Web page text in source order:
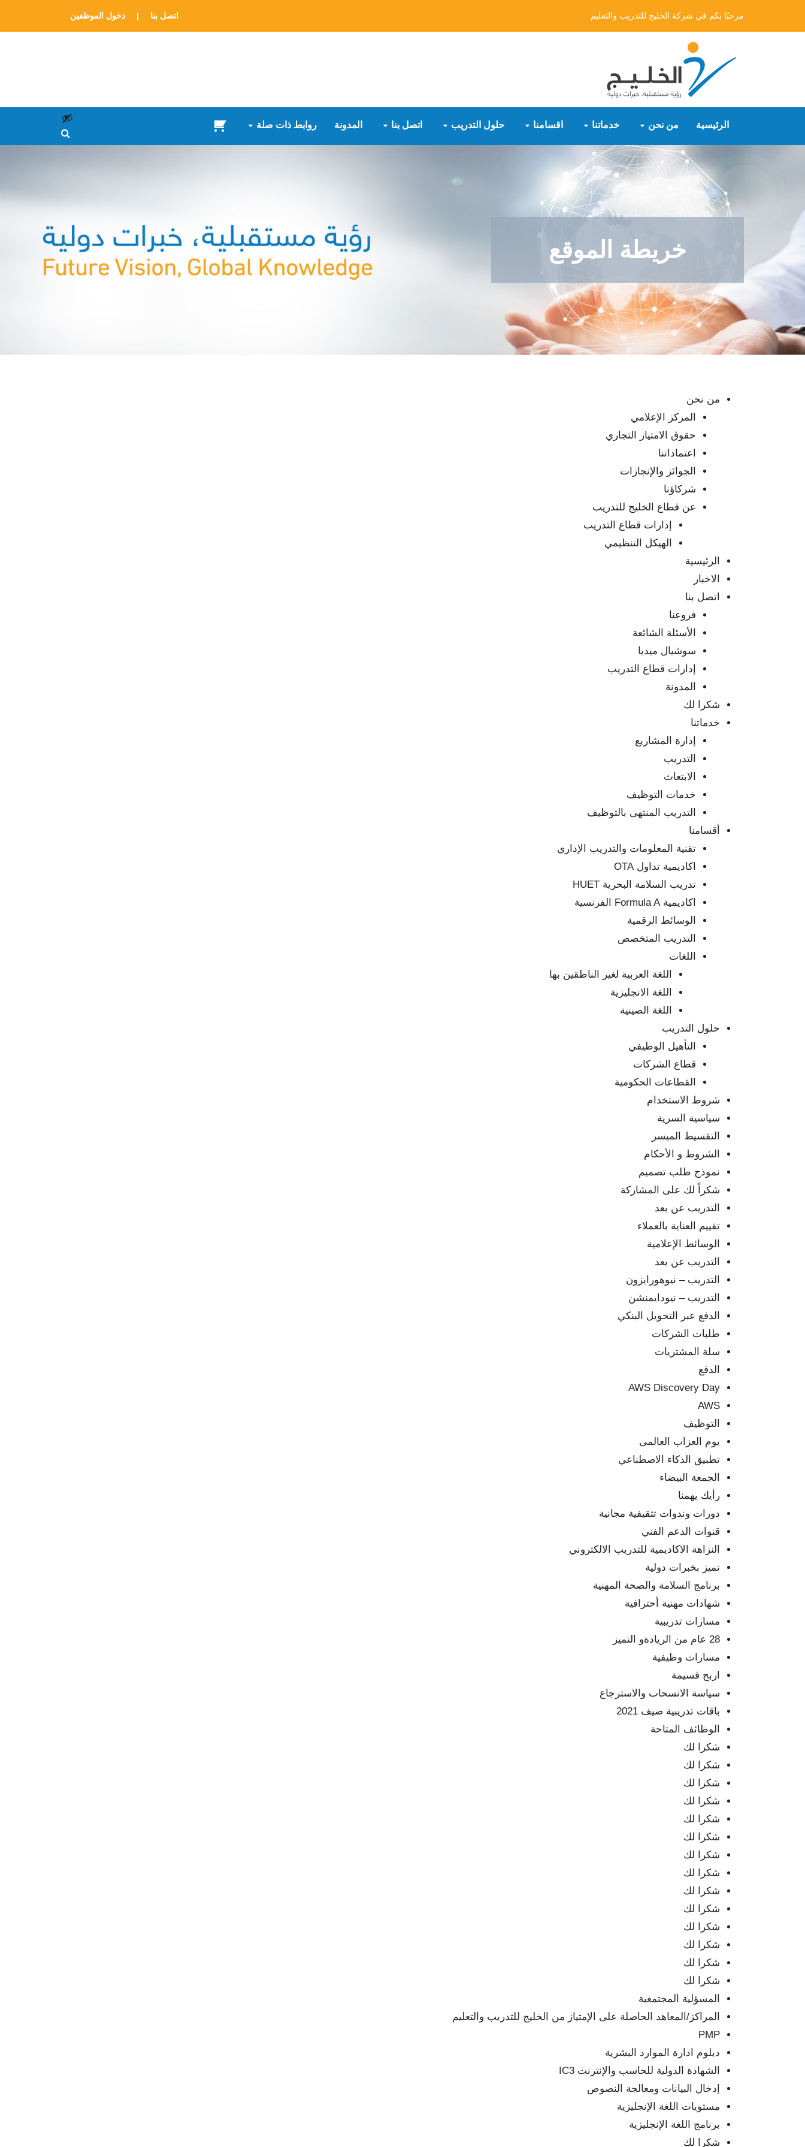
مرحبًا بكم في شركة الخليج للتدريب والتعليم اتصل بنا | دخول الموظفين
الرئيسية من نحن خدماتنا أقسامنا حلول التدريب اتصل بنا المدونة
روابط ذات صلة
المشتريات
خريطة الموقع
من نحن
المركز الإعلامي
حقوق الامتياز التجاري
اعتماداتنا
الجوائز والإنجازات
شركاؤنا
عن قطاع الخليج للتدريب
إدارات قطاع التدريب
الهيكل التنظيمي
الرئيسية
الاخبار
اتصل بنا
فروعنا
الأسئلة الشائعة
سوشيال ميديا
إدارات قطاع التدريب
المدونة
شكرا لك
خدماتنا
إدارة المشاريع
التدريب
الابتعاث
خدمات التوظيف
التدريب المنتهى بالتوظيف
أقسامنا
تقنية المعلومات والتدريب الإداري
اكاديمية تداول OTA
تدريب السلامة البحرية HUET
اكاديمية Formula A الفرنسية
الوسائط الرقمية
التدريب المتخصص
اللغات
اللغة العربية لغير الناطقين بها
اللغة الانجليزية
اللغة الصينية
حلول التدريب
التأهيل الوظيفي
قطاع الشركات
القطاعات الحكومية
شروط الاستخدام
سياسية السرية
التقسيط الميسر
الشروط و الأحكام
ﻧﻤﻮذج ﻃﻠﺐ ﺗﺼﻤﻴﻢ
شكراً لك على المشاركة
التدريب عن بعد
تقييم العناية بالعملاء
الوسائط الإعلامية
التدريب عن بعد
التدريب – نيوهورايزون
التدريب – نيودايمنشن
الدفع عبر التحويل البنكي
طلبات الشركات
سلة المشتريات
الدفع
AWS Discovery Day
AWS
التوظيف
يوم العزاب العالمى
تطبيق الذكاء الاصطناعي
الجمعة البيضاء
رأيك يهمنا
دورات وندوات تثقيفية مجانية
قنوات الدعم الفني
النزاهة الاكاديمية للتدريب الالكتروني
تميز بخبرات دولية
برنامج السلامة والصحة المهنية
شهادات مهنية أحترافية
مسارات تدريبية
28 عام من الريادةو التميز
مسارات وظيفية
اربح قسيمة
سياسة الانسحاب والاسترجاع
باقات تدريبية صيف 2021
الوظائف المتاحة
شكرا لك
شكرا لك
شكرا لك
شكرا لك
شكرا لك
شكرا لك
شكرا لك
شكرا لك
شكرا لك
شكرا لك
شكرا لك
شكرا لك
شكرا لك
شكرا لك
المسؤلية المجتمعية
المراكز/المعاهد الحاصلة على الإمتياز من الخليج للتدريب والتعليم
PMP
دبلوم ادارة الموارد البشرية
الشهادة الدولية للحاسب والإنترنت IC3
إدخال البيانات ومعالجة النصوص
مستويات اللغة الإنجليزية
برنامج اللغة الإنجليزية
شكرا لك